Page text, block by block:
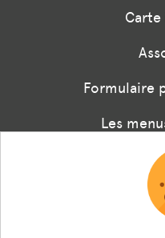
Formulaire
Les